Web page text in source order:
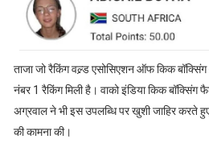
ताजा जो रैकिंग वल्र्ड एसोसिएशन ऑफ किक बॉक्सिंग
नंबर 1 रैकिंग मिली है। वाको इंडिया किक
अग्रवाल ने भी इस उपलब्धि पर खुशी जाहिर करते
की कामना की।